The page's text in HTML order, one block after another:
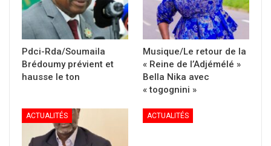
Pdci-Rda/Soumaila
Brédoumy prévient et
hausse le ton
Musique/Le retour de la
« Reine de l’Adjémélé »
Bella Nika avec
« togognini »
ACTUALITÉS ACTUALITÉS